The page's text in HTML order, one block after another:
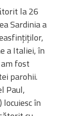
la 26
Sardinia a
a Italiei, în
fost
parohii.
Paul,
în